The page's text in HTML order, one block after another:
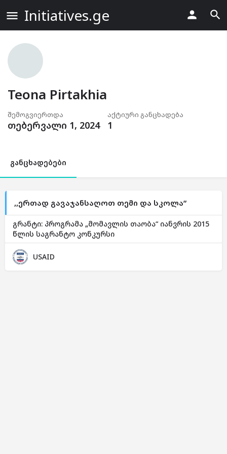
Initiatives.ge
Teona Pirtakhia
შემოგვიერთდა
თებერვალი 1, 2024
აქტიური განცხადება
1
განცხადებები
,,ერთად გავაჯანსაღოთ თემი და სკოლა”
გრანტი: პროგრამა „მომავლის თაობა“ იანვრის 2015
წლის საგრანტო კონკურსი
USAID